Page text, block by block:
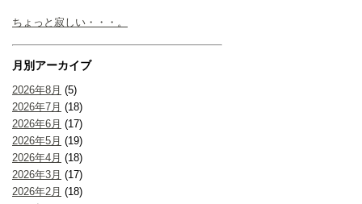
ちょっと寂しい・・・。
月別アーカイブ
2026年8月 (5)
2026年7月 (18)
2026年6月 (17)
2026年5月 (19)
2026年4月 (18)
2026年3月 (17)
2026年2月 (18)